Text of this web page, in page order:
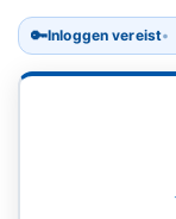
🔑Inloggen vereist